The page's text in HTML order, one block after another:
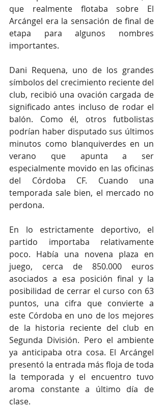
que realmente flotaba sobre El
Arcángel era la sensación de final de
etapa para algunos nombres
importantes.
Dani Requena, uno de los grandes
símbolos del crecimiento reciente del
club, recibió una ovación cargada de
significado antes incluso de rodar el
balón. Como él, otros futbolistas
podrían haber disputado sus últimos
minutos como blanquiverdes en un
verano que apunta a ser
especialmente movido en las oficinas
del Córdoba CF. Cuando una
temporada sale bien, el mercado no
perdona.
En lo estrictamente deportivo, el
partido importaba relativamente
poco. Había una novena plaza en
juego, cerca de 850.000 euros
asociados a esa posición final y la
posibilidad de cerrar el curso con 63
puntos, una cifra que convierte a
este Córdoba en uno de los mejores
de la historia reciente del club en
Segunda División. Pero el ambiente
ya anticipaba otra cosa. El Arcángel
presentó la entrada más floja de toda
la temporada y el encuentro tuvo
aroma constante a último día de
clase.